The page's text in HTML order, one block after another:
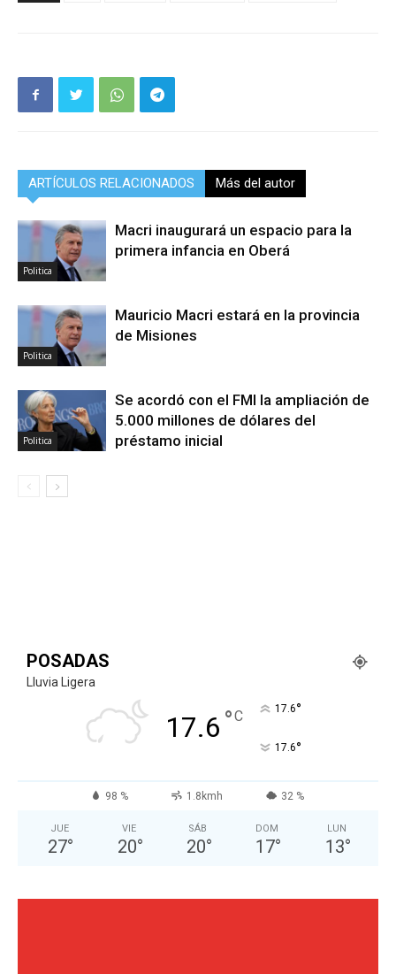
ARTÍCULOS RELACIONADOS Más del autor
Politica
Macri inaugurará un espacio para la
primera infancia en Oberá
Politica
Mauricio Macri estará en la provincia
de Misiones
Politica
Se acordó con el FMI la ampliación de
5.000 millones de dólares del
préstamo inicial
POSADAS
Lluvia Ligera
17.6 °C 17.6°
17.6°
98 % 1.8kmh 32 %
JUE
27°
VIE
20°
SÁB
20°
DOM
17°
LUN
13°